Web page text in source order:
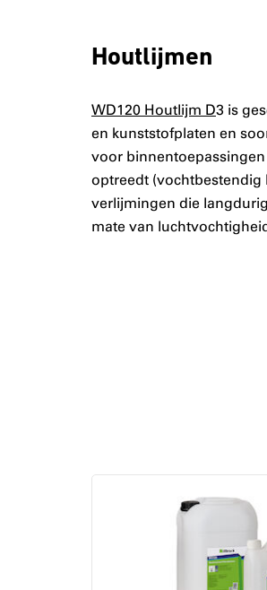
Houtlijmen
WD120 Houtlijm D3 is
en kunststofplaten en
voor
optreedt (vochtbestendig
verlijmingen die
mate van